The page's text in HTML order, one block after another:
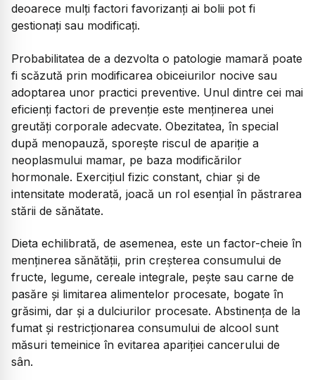
deoarece mulți factori favorizanți ai bolii pot fi
gestionați sau modificați.
Probabilitatea de a dezvolta o patologie mamară poate
fi scăzută prin modificarea obiceiurilor nocive sau
adoptarea unor practici preventive. Unul dintre cei mai
eficienți factori de prevenție este menținerea unei
greutăți corporale adecvate. Obezitatea, în special
după menopauză, sporește riscul de apariție a
neoplasmului mamar, pe baza modificărilor
hormonale. Exercițiul fizic constant, chiar și de
intensitate moderată, joacă un rol esențial în păstrarea
stării de sănătate.
Dieta echilibrată, de asemenea, este un factor-cheie în
menținerea sănătății, prin creșterea consumului de
fructe, legume, cereale integrale, pește sau carne de
pasăre și limitarea alimentelor procesate, bogate în
grăsimi, dar și a dulciurilor procesate. Abstinența de la
fumat și restricționarea consumului de alcool sunt
măsuri temeinice în evitarea apariției cancerului de
sân.